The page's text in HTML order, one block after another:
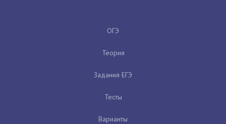
ОГЭ
Теория
Задания ЕГЭ
Тесты
Варианты